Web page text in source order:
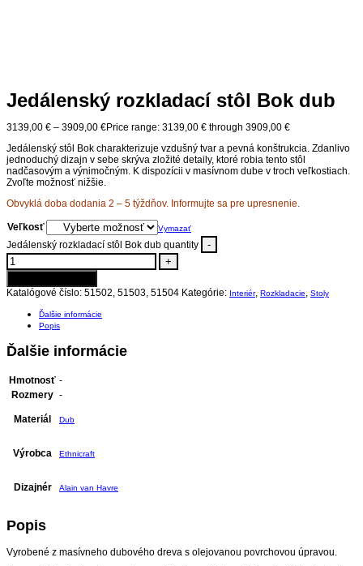
Jedálenský rozkladací stôl Bok dub
3139,00 € – 3909,00 €Price range: 3139,00 € through 3909,00 €
Jedálenský stôl Bok charakterizuje vzdušný tvar a pevná konštrukcia. Zdanlivo
jednoduchý dizajn v sebe skrýva zložité detaily, ktoré robia tento stôl
nadčasovým a výnimočným. K dispozícii v masívnom dube v troch veľkostiach.
Zvoľte možnosť nižšie.
Obvyklá doba dodania 2 – 5 týždňov. Informujte sa pre upresnenie.
Veľkosť Vymazať
Jedálenský rozkladací stôl Bok dub quantity
-
+
Katalógové číslo: 51502, 51503, 51504 Kategórie: Interiér, Rozkladacie, Stoly
Ďalšie informácie
Popis
Ďalšie informácie
Hmotnosť -
Rozmery -
Materiál Dub
Výrobca Ethnicraft
Dizajnér Alain van Havre
Popis
Vyrobené z masívneho dubového dreva s olejovanou povrchovou úpravou.